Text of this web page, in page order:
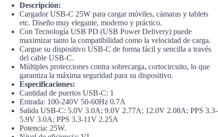
Descripción:
Cargador USB-C 25W para cargar móviles, cámaras y tablets
etc. Diseño muy elegante, moderno y práctico.
Con Tecnología USB PD (USB Power Delivery) puede
maximizar tanto la compatibilidad como la velocidad de carga.
Cargue su dispositivo USB-C de forma fácil y sencilla a través
del cable USB-C.
Múltiples protecciones contra sobrecarga, cortocircuito, lo que
garantiza la máxima seguridad para su dispositivo.
Especificaciones:
Cantidad de puertos USB-C: 1
Entrada: 100-240V 50-60Hz 0.7A
Salida USB-C: 5.0V 3.0A; 9.0V 2.77A; 12.0V 2.08A; PPS 3.3-
5.9V 3.0A; PPS 3.3-11V 2.25A
Potencia: 25W.